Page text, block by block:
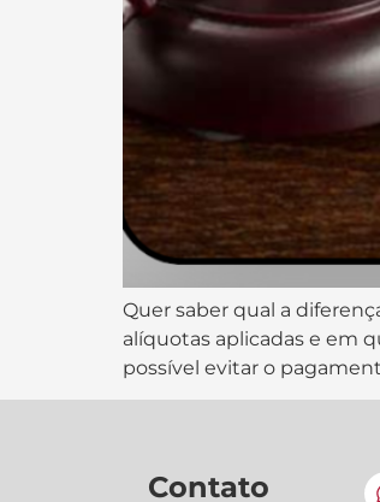
Quer saber qual a
alíquotas aplicadas e em
possível evitar o
Contato